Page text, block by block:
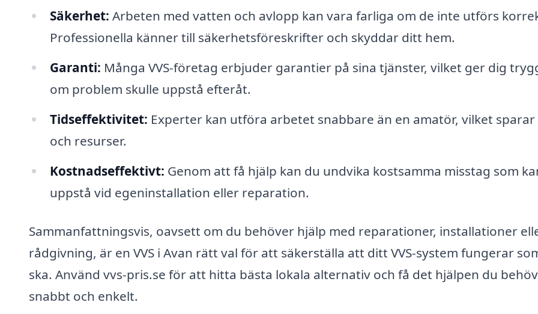
Säkerhet: Arbeten med vatten och avlopp kan vara farliga om de inte utförs
Professionella känner till säkerhetsföreskrifter och skyddar ditt hem.
Garanti: Många VVS-företag erbjuder garantier på sina tjänster, vilket ger dig
om problem skulle uppstå efteråt.
Tidseffektivitet: Experter kan utföra arbetet snabbare än en amatör, vilket sparar
och resurser.
Kostnadseffektivt: Genom att få hjälp kan du undvika kostsamma misstag som
uppstå vid egeninstallation eller reparation.
Sammanfattningsvis, oavsett om du behöver hjälp med reparationer, installationer
rådgivning, är en VVS i Avan rätt val för att säkerställa att ditt VVS-system fungerar
ska. Använd vvs-pris.se för att hitta bästa lokala alternativ och få det hjälpen du
snabbt och enkelt.